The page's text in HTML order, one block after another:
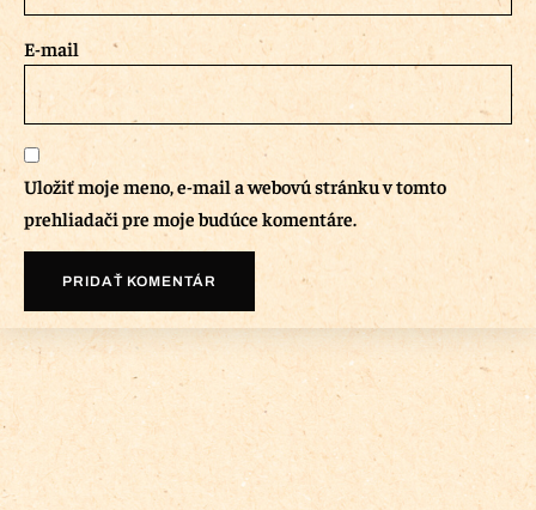
E-mail
Uložiť moje meno, e-mail a webovú stránku v tomto
prehliadači pre moje budúce komentáre.